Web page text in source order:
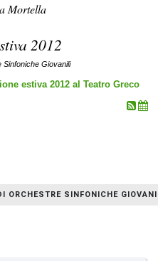
Mortella
2012
Giovanili
estiva 2012 al Teatro Greco
ORCHESTRE SINFONICHE